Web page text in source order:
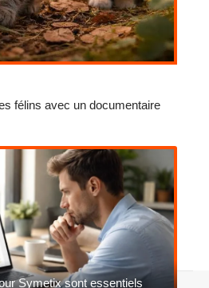
félins avec un documentaire
Symetix sont essentiels